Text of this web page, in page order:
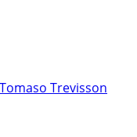
Trevisson